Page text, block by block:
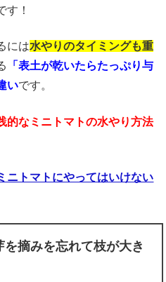
す！
には水やりのタイミングも重
「表土が乾いたらたっぷり与
いです。
的なミニトマトの水やり方法
トマトにやってはいけない
摘みを忘れて枝が大き